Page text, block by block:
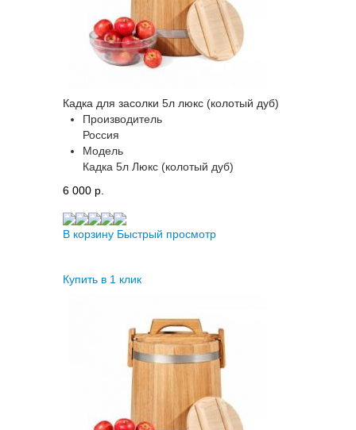
Кадка для засолки 5л люкс (колотый дуб)
Производитель
Россия
Модель
Кадка 5л Люкс (колотый дуб)
6 000 p.
В корзину Быстрый просмотр
Купить в 1 клик